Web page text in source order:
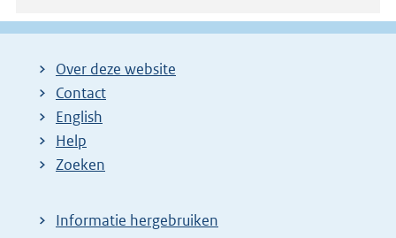
Over deze website
Contact
English
Help
Zoeken
Informatie hergebruiken